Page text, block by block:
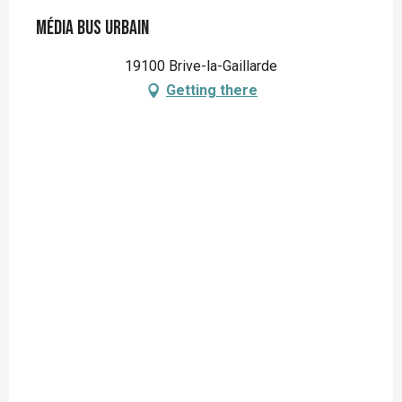
Média Bus Urbain
19100 Brive-la-Gaillarde
Getting there